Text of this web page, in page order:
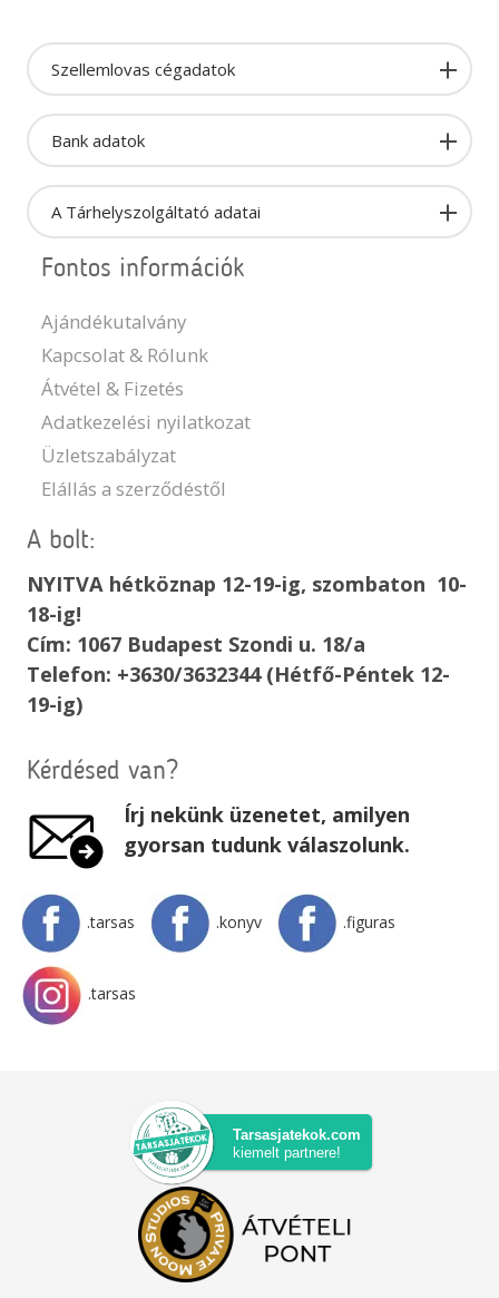
Szellemlovas cégadatok
Bank adatok
A Tárhelyszolgáltató adatai
Fontos információk
Ajándékutalvány
Kapcsolat & Rólunk
Átvétel & Fizetés
Adatkezelési nyilatkozat
Üzletszabályzat
Elállás a szerződéstől
A bolt:
NYITVA hétköznap 12-19-ig, szombaton 10-
18-ig!
Cím: 1067 Budapest Szondi u. 18/a
Telefon: +3630/3632344 (Hétfő-Péntek 12-
19-ig)
Kérdésed van?
Írj nekünk üzenetet, amilyen
gyorsan tudunk válaszolunk.
.tarsas .konyv .figuras
.tarsas
Tarsasjatekok.com
kiemelt partnere!